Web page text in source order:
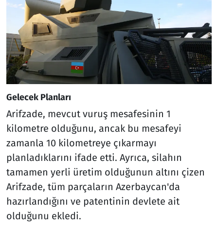
Gelecek Planları
Arifzade, mevcut vuruş mesafesinin 1
kilometre olduğunu, ancak bu mesafeyi
zamanla 10 kilometreye çıkarmayı
planladıklarını ifade etti. Ayrıca, silahın
tamamen yerli üretim olduğunun altını çizen
Arifzade, tüm parçaların Azerbaycan'da
hazırlandığını ve patentinin devlete ait
olduğunu ekledi.